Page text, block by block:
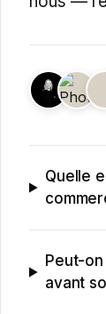
Quelle
Peut-
avant